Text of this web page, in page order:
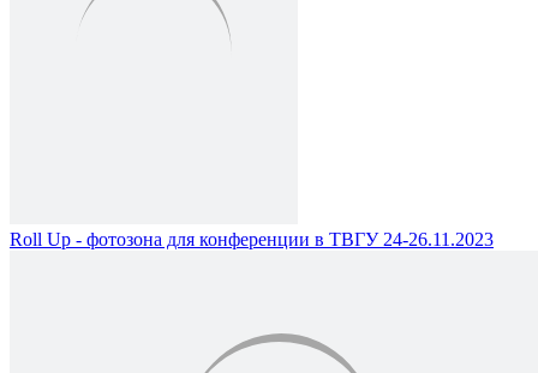
Roll Up - фотозона для конференции в ТВГУ 24-26.11.2023